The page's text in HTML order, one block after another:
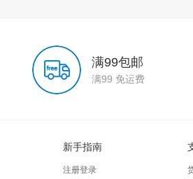
满99包邮
满99 免运费
新手指南
注册登录